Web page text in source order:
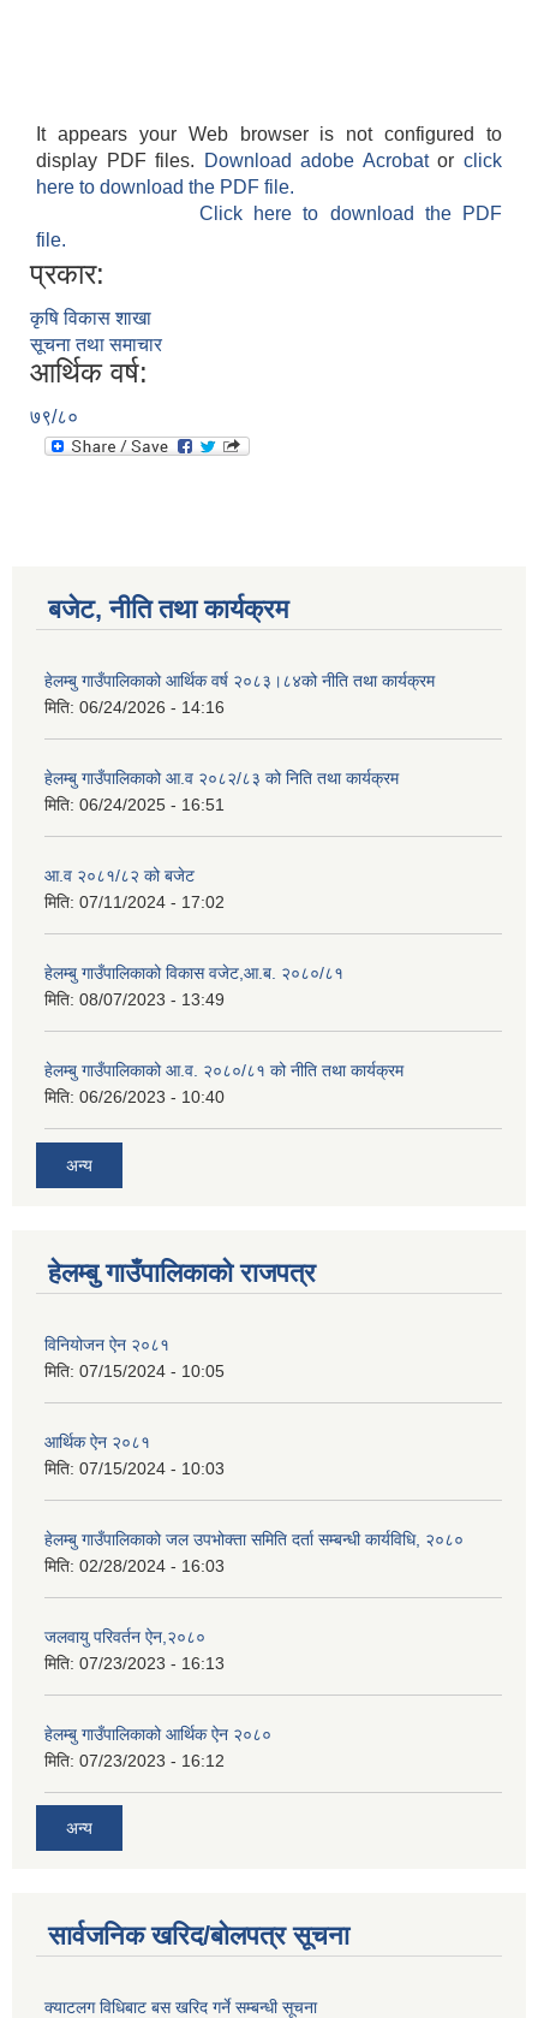
It appears your Web browser is not configured to
display PDF files.
Download adobe Acrobatorclick
here to download the PDF file.
Click here to download the PDF
file.
प्रकार:
कृषि विकास शाखा
सूचना तथा समाचार
आर्थिक वर्ष:
७९/८०
बजेट, नीति तथा कार्यक्रम
हेलम्बु गाउँपालिकाको आर्थिक वर्ष २०८३।८४को नीति तथा कार्यक्रम
मिति: 06/24/2026 - 14:16
हेलम्बु गाउँपालिकाको आ.व २०८२/८३ को निति तथा कार्यक्रम
मिति: 06/24/2025 - 16:51
आ.व २०८१/८२ को बजेट
मिति: 07/11/2024 - 17:02
हेलम्बु गाउँपालिकाको विकास वजेट,आ.ब. २०८०/८१
मिति: 08/07/2023 - 13:49
हेलम्बु गाउँपालिकाको आ.व. २०८०/८१ को नीति तथा कार्यक्रम
मिति: 06/26/2023 - 10:40
अन्य
हेलम्बु गाउँपालिकाको राजपत्र
विनियोजन ऐन २०८१
मिति: 07/15/2024 - 10:05
आर्थिक ऐन २०८१
मिति: 07/15/2024 - 10:03
हेलम्बु गाउँपालिकाको जल उपभोक्ता समिति दर्ता सम्बन्धी कार्यविधि, २०८०
मिति: 02/28/2024 - 16:03
जलवायु परिवर्तन ऐन,२०८०
मिति: 07/23/2023 - 16:13
हेलम्बु गाउँपालिकाको आर्थिक ऐन २०८०
मिति: 07/23/2023 - 16:12
अन्य
सार्वजनिक खरिद/बोलपत्र सूचना
क्याटलग विधिबाट बस खरिद गर्ने सम्बन्धी सूचना